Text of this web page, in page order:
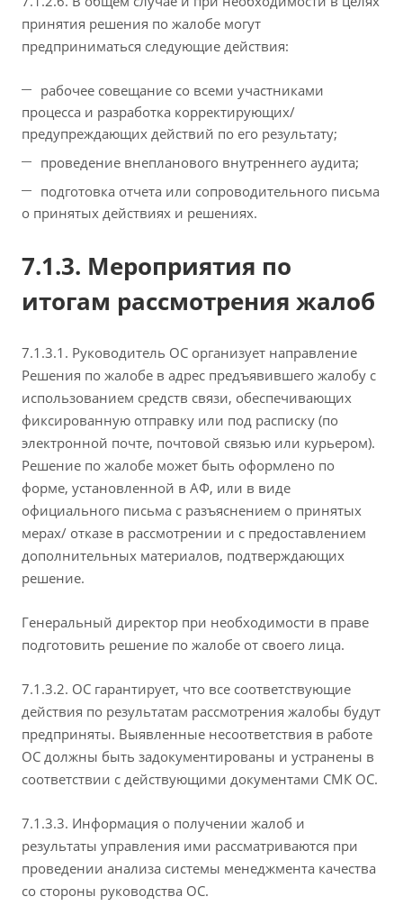
принятия решения по жалобе могут
предприниматься следующие действия:
рабочее совещание со всеми участниками
процесса и разработка корректирующих/
предупреждающих действий по его результату;
проведение внепланового внутреннего аудита;
подготовка отчета или сопроводительного письма
о принятых действиях и решениях.
7.1.3. Мероприятия по
итогам рассмотрения жалоб
7.1.3.1. Руководитель ОС организует направление
Решения по жалобе в адрес предъявившего жалобу с
использованием средств связи, обеспечивающих
фиксированную отправку или под расписку (по
электронной почте, почтовой связью или курьером).
Решение по жалобе может быть оформлено по
форме, установленной в АФ, или в виде
официального письма с разъяснением о принятых
мерах/ отказе в рассмотрении и с предоставлением
дополнительных материалов, подтверждающих
решение.
Генеральный директор при необходимости в праве
подготовить решение по жалобе от своего лица.
7.1.3.2. ОС гарантирует, что все соответствующие
действия по результатам рассмотрения жалобы будут
предприняты. Выявленные несоответствия в работе
ОС должны быть задокументированы и устранены в
соответствии с действующими документами СМК ОС.
7.1.3.3. Информация о получении жалоб и
результаты управления ими рассматриваются при
проведении анализа системы менеджмента качества
со стороны руководства ОС.